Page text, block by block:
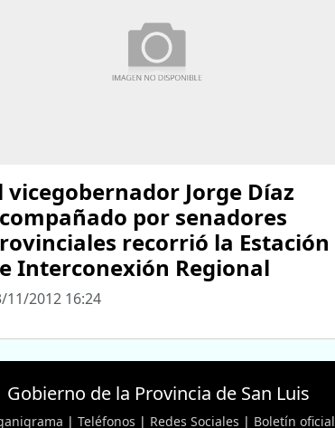
vicegobernador Jorge Díaz
por senadores
recorrió la Estación
Interconexión Regional
11/2012 16:24
Gobierno de la Provincia de San Luis
| Teléfonos | Redes Sociales | Boletín oficial